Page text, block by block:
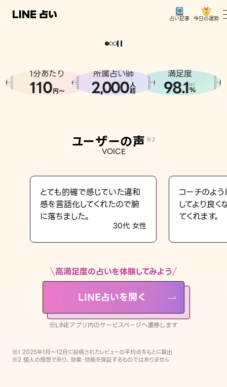
占い記事 今日の運勢
相談事例
LINE占いを開く
※LINEアプリ内のサービスページへ遷移します
どうせなら
。
1分あたり
110円〜
所属占い師
2,000人
超
満足度
98.1※1
%
ユーザーの声 ※2
VOICE
とても的確で感じていた違和
感を言語化してくれたので腑
に落ちました。
30代 女性
コーチのよ
してより良
てくれます。
高満足度の占いを体験してみよう
LINE占いを開く
※LINEアプリ内のサービスページへ遷移します
※1 2025年1月〜12月に投稿されたレビューの平均点をもとに算出
※2 個人の感想であり、効果・効能を保証するものではありません